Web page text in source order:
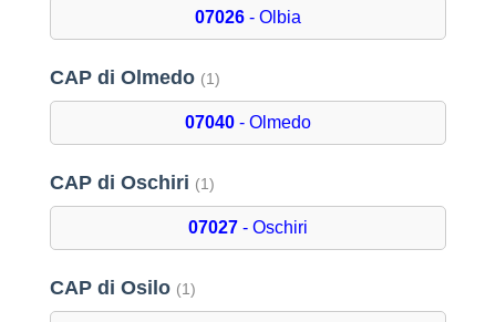
07026- Olbia
CAP di Olmedo (1)
07040- Olmedo
CAP di Oschiri (1)
07027- Oschiri
CAP di Osilo (1)